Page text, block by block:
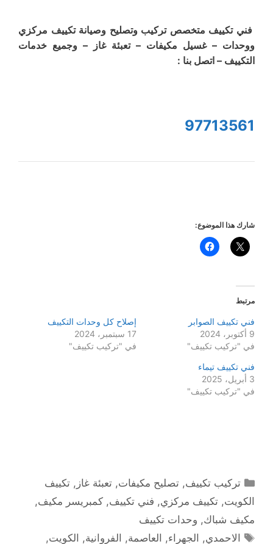
فني تكييف متخصص تركيب وتصليح وصيانة تكييف مركزي
ووحدات – غسيل مكيفات – تعبئة غاز – وجميع خدمات
التكييف – اتصل بنا :
97713561
شارك هذا الموضوع:
مرتبط
فني تكييف الصوابر
9 أكتوبر، 2024
في "تركيب تكييف"
إصلاح كل وحدات التكييف
17 سبتمبر، 2024
في "تركيب تكييف"
فني تكييف تيماء
3 أبريل، 2025
في "تركيب تكييف"
التصنيفات
تركيب تكييف,تصليح مكيفات,تعبئة غاز ,تكييف
الكويت, تكييف مركزي, فني تكييف, كمبريسر مكيف,
مكيف شباك, وحدات تكييف
الوسوم
الاحمدي, الجهراء, العاصمة, الفروانية, الكويت,